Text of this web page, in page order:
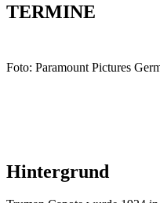
TERMINE
Foto: Paramount Pictures
Hintergrund